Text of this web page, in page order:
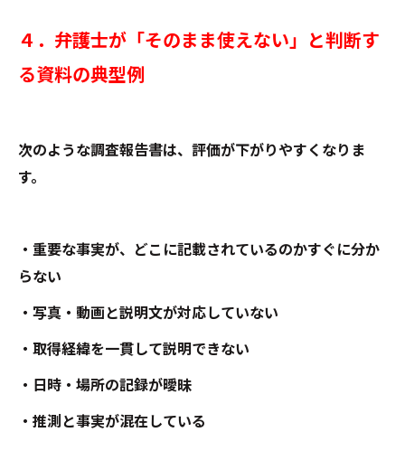
４．弁護士が「そのまま使えない」と判断す
る資料の典型例
次のような調査報告書は、評価が下がりやすくなりま
す。
・重要な事実が、どこに記載されているのかすぐに分か
らない
・写真・動画と説明文が対応していない
・取得経緯を一貫して説明できない
・日時・場所の記録が曖昧
・推測と事実が混在している